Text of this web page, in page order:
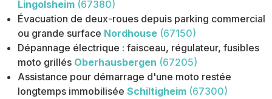
Lingolsheim (67380)
Évacuation de deux-roues depuis parking commercial
ou grande surface Nordhouse (67150)
Dépannage électrique : faisceau, régulateur, fusibles
moto grillés Oberhausbergen (67205)
Assistance pour démarrage d'une moto restée
longtemps immobilisée Schiltigheim (67300)